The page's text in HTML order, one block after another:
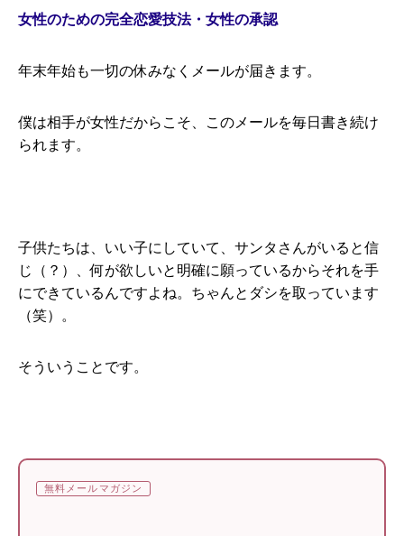
女性のための完全恋愛技法・女性の承認
年末年始も一切の休みなくメールが届きます。
僕は相手が女性だからこそ、このメールを毎日書き続け
られます。
子供たちは、いい子にしていて、サンタさんがいると信
じ（？）、何が欲しいと明確に願っているからそれを手
にできているんですよね。ちゃんとダシを取っています
（笑）。
そういうことです。
無料メールマガジン